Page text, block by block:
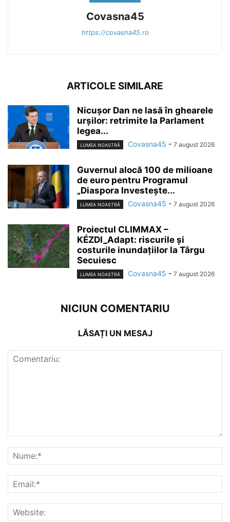
Covasna45
https://covasna45.ro
ARTICOLE SIMILARE
Nicușor Dan ne lasă în ghearele
urșilor: retrimite la Parlament
legea...
LUMEA NOASTRĂ Covasna45 - 7 august 2026
Guvernul alocă 100 de milioane
de euro pentru Programul
„Diaspora Investește...
LUMEA NOASTRĂ Covasna45 - 7 august 2026
Proiectul CLIMMAX –
KÉZDI_Adapt: riscurile și
costurile inundațiilor la Târgu
Secuiesc
LUMEA NOASTRĂ Covasna45 - 7 august 2026
NICIUN COMENTARIU
LĂSAȚI UN MESAJ